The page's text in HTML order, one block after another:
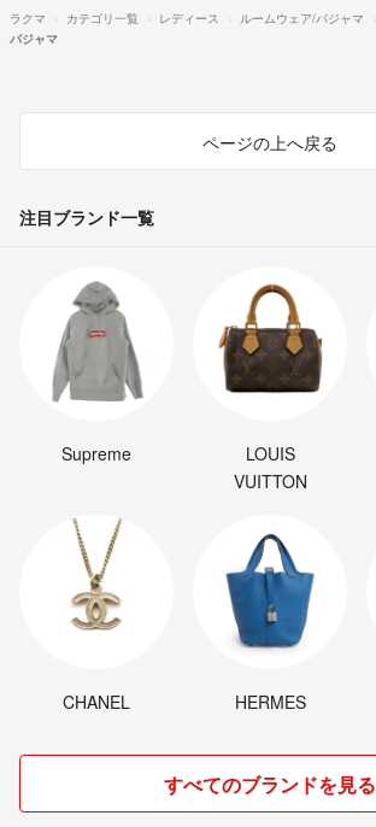
ラクマ
カテゴリ一覧 レディース ルームウェア/パジャマ
パジャマ
ページの上へ戻る
注目ブランド一覧
Supreme
LOUIS
VUITTON
CHANEL HERMES
すべてのブランドを見る